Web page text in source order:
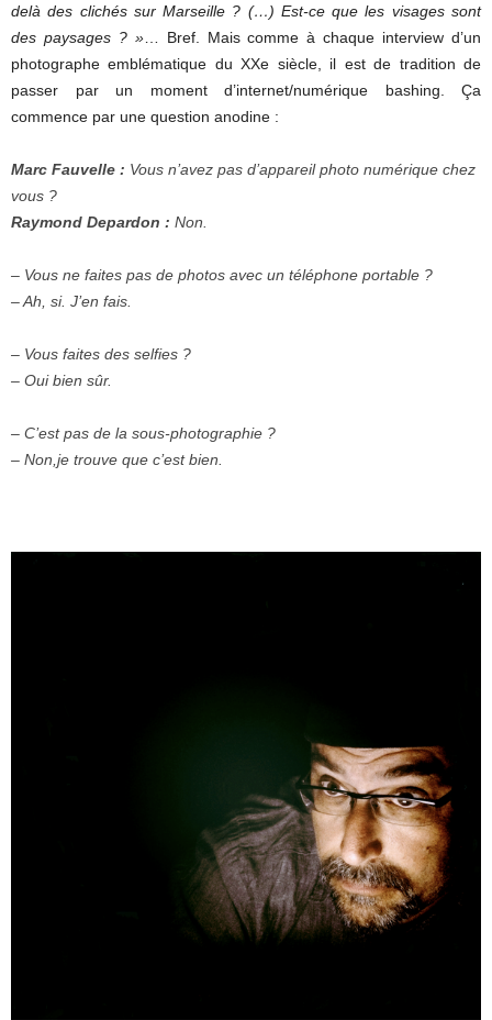
delà des clichés sur Marseille ? (…) Est-ce que les visages sont
des paysages ? »… Bref. Mais comme à chaque interview d’un
photographe emblématique du XXe siècle, il est de tradition de
passer par un moment d’internet/numérique bashing. Ça
commence par une question anodine :
Marc Fauvelle : Vous n’avez pas d’appareil photo numérique chez
vous ?
Raymond Depardon : Non.
– Vous ne faites pas de photos avec un téléphone portable ?
– Ah, si. J’en fais.
– Vous faites des selfies ?
– Oui bien sûr.
– C’est pas de la sous-photographie ?
– Non,je trouve que c’est bien.